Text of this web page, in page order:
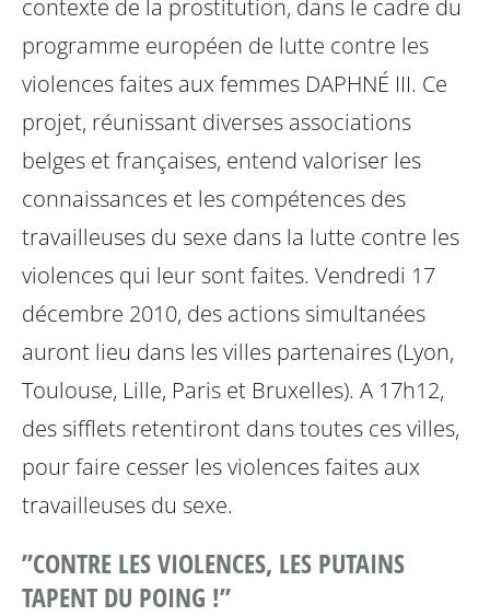
contexte de la prostitution, dans le cadre du
programme européen de lutte contre les
violences faites aux femmes DAPHNÉ III. Ce
projet, réunissant diverses associations
belges et françaises, entend valoriser les
connaissances et les compétences des
travailleuses du sexe dans la lutte contre les
violences qui leur sont faites. Vendredi 17
décembre 2010, des actions simultanées
auront lieu dans les villes partenaires (Lyon,
Toulouse, Lille, Paris et Bruxelles). A 17h12,
des sifflets retentiront dans toutes ces villes,
pour faire cesser les violences faites aux
travailleuses du sexe.
”CONTRE LES VIOLENCES, LES PUTAINS
TAPENT DU POING !”